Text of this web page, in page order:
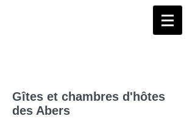
Gîtes et chambres d'hôtes
des Abers